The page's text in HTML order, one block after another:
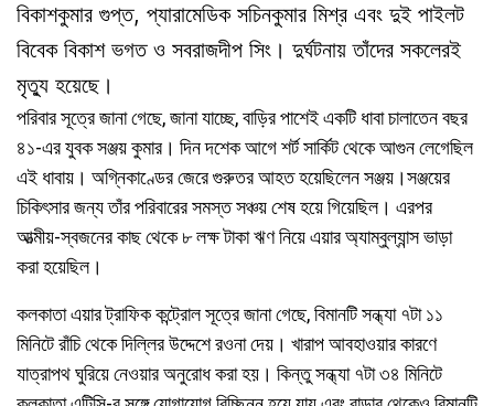
বিকাশকুমার গুপ্ত, প্যারামেডিক সচিনকুমার মিশ্র এবং দুই পাইলট
বিবেক বিকাশ ভগত ও সবরাজদীপ সিং। দুর্ঘটনায় তাঁদের সকলেরই
মৃত্যু হয়েছে।
পরিবার সূত্রে জানা গেছে, জানা যাচ্ছে, বাড়ির পাশেই একটি ধাবা চালাতেন বছর
৪১-এর যুবক সঞ্জয় কুমার। দিন দশেক আগে শর্ট সার্কিট থেকে আগুন লেগেছিল
এই ধাবায়। অগ্নিকাণ্ডের জেরে গুরুতর আহত হয়েছিলেন সঞ্জয়।সঞ্জয়ের
চিকিৎসার জন্য তাঁর পরিবারের সমস্ত সঞ্চয় শেষ হয়ে গিয়েছিল। এরপর
আত্মীয়-স্বজনের কাছ থেকে ৮ লক্ষ টাকা ঋণ নিয়ে এয়ার অ্যাম্বুল্যান্স ভাড়া
করা হয়েছিল।
কলকাতা এয়ার ট্রাফিক কন্ট্রোল সূত্রে জানা গেছে, বিমানটি সন্ধ্যা ৭টা ১১
মিনিটে রাঁচি থেকে দিল্লির উদ্দেশে রওনা দেয়। খারাপ আবহাওয়ার কারণে
যাত্রাপথ ঘুরিয়ে নেওয়ার অনুরোধ করা হয়। কিন্তু সন্ধ্যা ৭টা ৩৪ মিনিটে